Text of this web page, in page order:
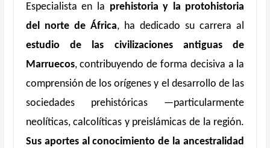
Especialista en la prehistoria y la protohistoria
del norte de África, ha dedicado su carrera al
estudio de las civilizaciones antiguas de
Marruecos, contribuyendo de forma decisiva a la
comprensión de los orígenes y el desarrollo de las
sociedades prehistóricas —particularmente
neolíticas, calcolíticas y preislámicas de la región.
Sus aportes al conocimiento de la ancestralidad